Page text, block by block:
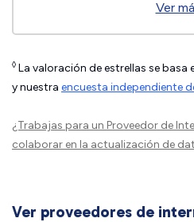
Ver
◊ La valoración de estrellas se basa
y nuestra encuesta independiente
¿Trabajas para un Proveedor de
colaborar en la actualización de
Ver proveedores de